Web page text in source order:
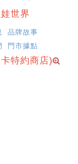
世界
品牌故事
門市據點
特約商店)